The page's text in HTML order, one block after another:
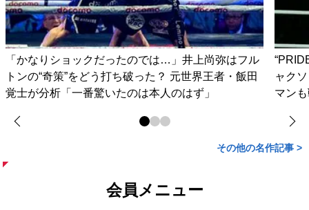
「かなりショックだったのでは…」井上尚弥はフル
トンの“奇策”をどう打ち破った？ 元世界王者・飯田
覚士が分析「一番驚いたのは本人のはず」
ャク
マン
その他の名作記事 >
会員メニュー